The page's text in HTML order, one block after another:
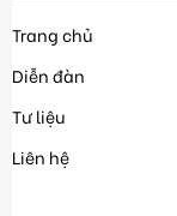
Trang chủ
Diễn đàn
Tư liệu
Liên hệ